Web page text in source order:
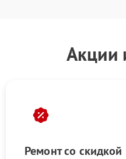
Акции
Ремонт со скидкой